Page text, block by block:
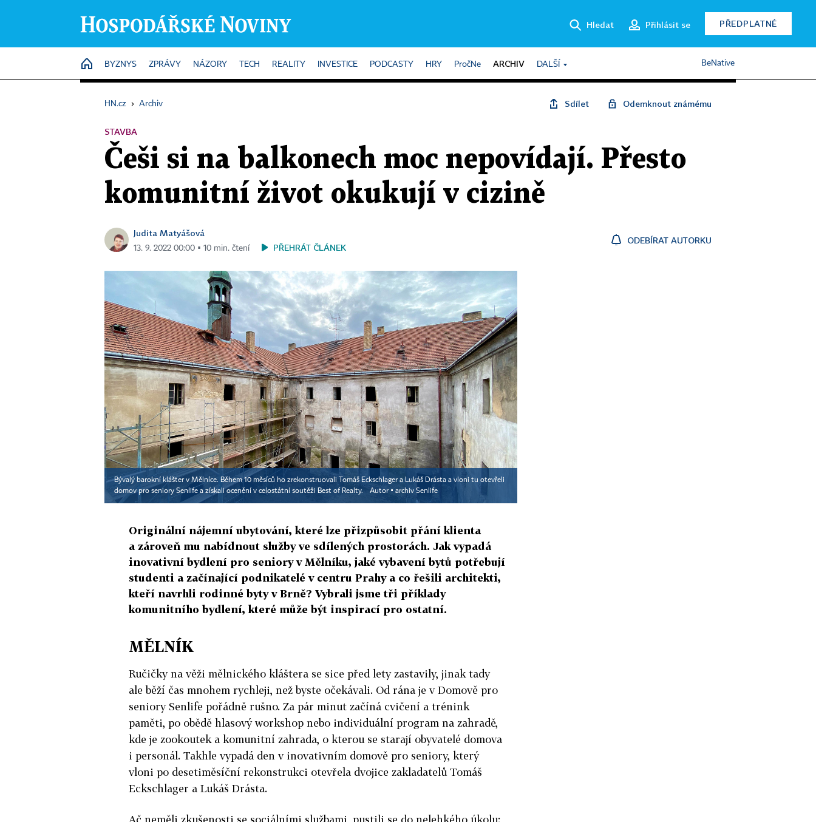
Hledat Přihlásit se PŘEDPLATNÉ
HOME
BYZNYS ZPRÁVY NÁZORY TECH REALITY INVESTICE PODCASTY HRY PročNe ARCHIV DALŠÍ BeNative
HN.cz › Archiv Sdílet Odemknout známému
STAVBA
Češi si na balkonech moc nepovídají. Přesto
komunitní život okukují v cizině
Judita Matyášová
13. 9. 2022 00:00 ▪ 10 min. čtení PŘEHRÁT ČLÁNEK
ODEBÍRAT AUTORKU
Bývalý barokní klášter v Mělníce. Během 10 měsíců ho zrekonstruovali Tomáš Eckschlager a Lukáš Drásta a vloni tu otevřeli
domov pro seniory Senlife a získali ocenění v celostátní soutěži Best of Realty.
Autor ▪ archiv Senlife
Originální nájemní ubytování, které lze přizpůsobit přání klienta
a zároveň mu nabídnout služby ve sdílených prostorách. Jak vypadá
inovativní bydlení pro seniory v Mělníku, jaké vybavení bytů potřebují
studenti a začínající podnikatelé v centru Prahy a co řešili architekti,
kteří navrhli rodinné byty v Brně? Vybrali jsme tři příklady
komunitního bydlení, které může být inspirací pro ostatní.
MĚLNÍK
Ručičky na věži mělnického kláštera se sice před lety zastavily, jinak tady
ale běží čas mnohem rychleji, než byste očekávali. Od rána je v Domově pro
seniory Senlife pořádně rušno. Za pár minut začíná cvičení a trénink
paměti, po obědě hlasový workshop nebo individuální program na zahradě,
kde je zookoutek a komunitní zahrada, o kterou se starají obyvatelé domova
i personál. Takhle vypadá den v inovativním domově pro seniory, který
vloni po desetiměsíční rekonstrukci otevřela dvojice zakladatelů Tomáš
Eckschlager a Lukáš Drásta.
Ač neměli zkušenosti se sociálními službami, pustili se do nelehkého úkolu: